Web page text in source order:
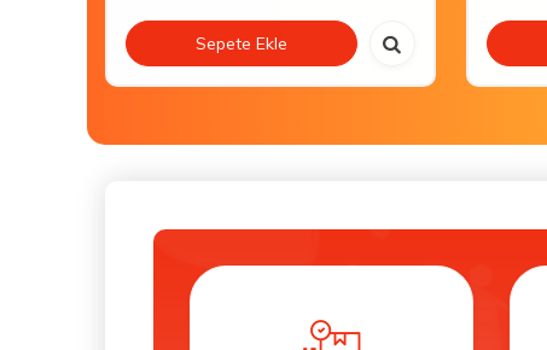
Sepete Ekle